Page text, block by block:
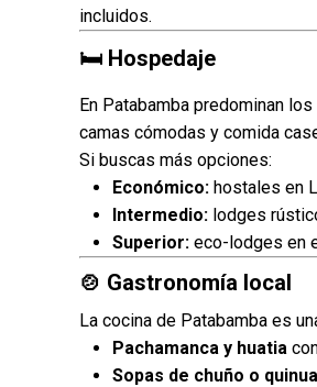
incluidos.
🛏️ Hospedaje
En Patabamba predominan los
camas cómodas y comida
Si buscas más opciones:
Económico: hostales en
Intermedio: lodges
Superior: eco-lodges en
🍲 Gastronomía local
La cocina de Patabamba es
Pachamanca y huatia
Sopas de chuño o